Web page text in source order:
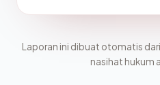
Laporan ini dibuat otomatis
nasihat hukum